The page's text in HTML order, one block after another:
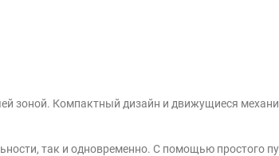
зоной. Компактный дизайн и движущиеся
так и одновременно. С помощью простого